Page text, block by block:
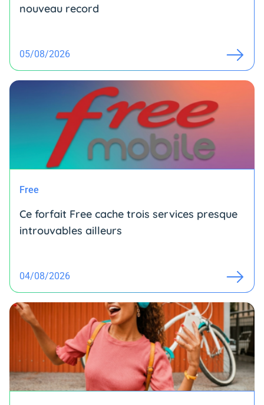
nouveau record
05/08/2026
Free
Ce forfait Free cache trois services presque
introuvables ailleurs
04/08/2026